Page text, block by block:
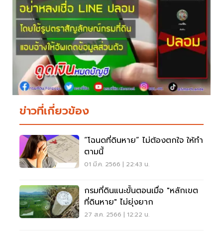
ข่าวที่เกี่ยวข้อง
“โฉนดที่ดินหาย” ไม่ต้องตกใจ ให้ทำ
ตามนี้
01 มี.ค. 2566 | 22:43 น.
กรมที่ดินแนะขั้นตอนเมื่อ "หลักเขต
ที่ดินหาย" ไม่ยุ่งยาก
27 ส.ค. 2566 | 12:22 น.